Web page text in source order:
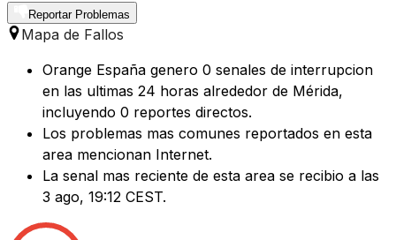
Reportar Problemas
Mapa de Fallos
Orange España genero 0 senales de interrupcion
en las ultimas 24 horas alrededor de Mérida,
incluyendo 0 reportes directos.
Los problemas mas comunes reportados en esta
area mencionan Internet.
La senal mas reciente de esta area se recibio a las
3 ago, 19:12 CEST.